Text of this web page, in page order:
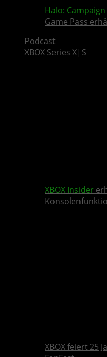
Halo:
Game Pass
Podcast
XBOX Series X|S
XBOX Insider
XBOX feiert 25